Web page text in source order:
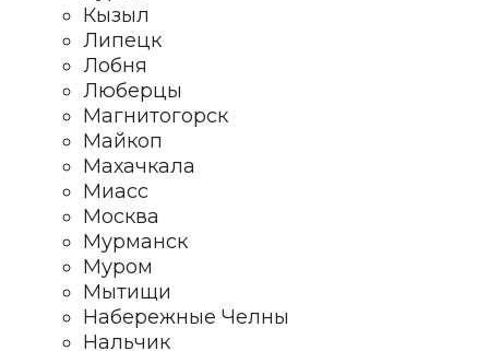
Кызыл
Липецк
Лобня
Люберцы
Магнитогорск
Майкоп
Махачкала
Миасс
Москва
Мурманск
Муром
Мытищи
Набережные Челны
Нальчик